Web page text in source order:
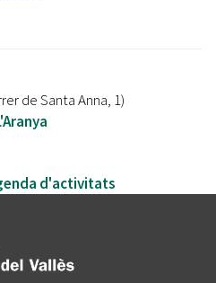
de Santa Anna, 1)
d'activitats